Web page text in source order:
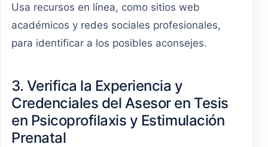
Usa recursos en línea, como sitios web
académicos y redes sociales profesionales,
para identificar a los posibles aconsejes.
3. Verifica la Experiencia y
Credenciales del Asesor en Tesis
en Psicoprofilaxis y Estimulación
Prenatal